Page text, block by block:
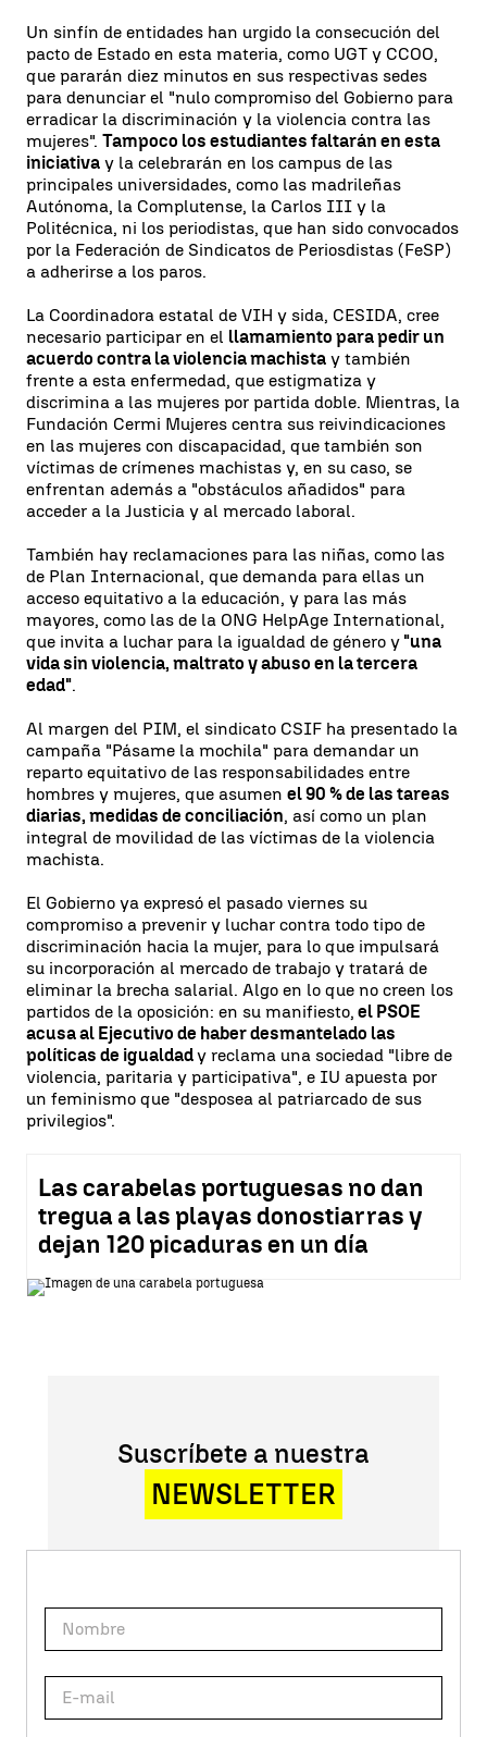
Un sinfín de entidades han urgido la consecución del
pacto de Estado en esta materia, como UGT y CCOO,
que pararán diez minutos en sus respectivas sedes
para denunciar el "nulo compromiso del Gobierno para
erradicar la discriminación y la violencia contra las
mujeres". Tampoco los estudiantes faltarán en esta
iniciativa y la celebrarán en los campus de las
principales universidades, como las madrileñas
Autónoma, la Complutense, la Carlos III y la
Politécnica, ni los periodistas, que han sido convocados
por la Federación de Sindicatos de Periosdistas (FeSP)
a adherirse a los paros.
La Coordinadora estatal de VIH y sida, CESIDA, cree
necesario participar en el llamamiento para pedir un
acuerdo contra la violencia machista y también
frente a esta enfermedad, que estigmatiza y
discrimina a las mujeres por partida doble. Mientras, la
Fundación Cermi Mujeres centra sus reivindicaciones
en las mujeres con discapacidad, que también son
víctimas de crímenes machistas y, en su caso, se
enfrentan además a "obstáculos añadidos" para
acceder a la Justicia y al mercado laboral.
También hay reclamaciones para las niñas, como las
de Plan Internacional, que demanda para ellas un
acceso equitativo a la educación, y para las más
mayores, como las de la ONG HelpAge International,
que invita a luchar para la igualdad de género y "una
vida sin violencia, maltrato y abuso en la tercera
edad".
Al margen del PIM, el sindicato CSIF ha presentado la
campaña "Pásame la mochila" para demandar un
reparto equitativo de las responsabilidades entre
hombres y mujeres, que asumen el 90 % de las tareas
diarias, medidas de conciliación, así como un plan
integral de movilidad de las víctimas de la violencia
machista.
El Gobierno ya expresó el pasado viernes su
compromiso a prevenir y luchar contra todo tipo de
discriminación hacia la mujer, para lo que impulsará
su incorporación al mercado de trabajo y tratará de
eliminar la brecha salarial. Algo en lo que no creen los
partidos de la oposición: en su manifiesto, el PSOE
acusa al Ejecutivo de haber desmantelado las
políticas de igualdady reclama una sociedad "libre de
violencia, paritaria y participativa", e IU apuesta por
un feminismo que "desposea al patriarcado de sus
privilegios".
Las carabelas portuguesas no dan
tregua a las playas donostiarras y
dejan 120 picaduras en un día
Suscríbete a nuestra
NEWSLETTER